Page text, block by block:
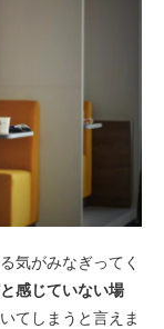
気がみなぎってく
感じていない場
てしまうと言えま